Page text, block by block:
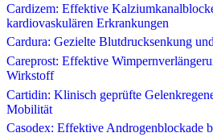
Cardizem: Effektive
kardiovaskulären Erkrankungen
Cardura: Gezielte Blutdrucksenkung
Careprost: Effektive
Wirkstoff
Cartidin: Klinisch geprüfte
Mobilität
Casodex: Effektive Androgenblockade